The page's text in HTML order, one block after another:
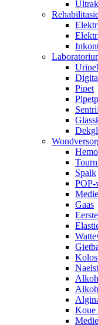
Pipet
Spalk
POP-
Gaas
Koue